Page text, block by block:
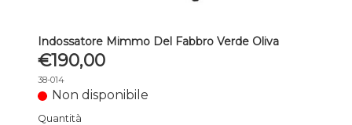
Indossatore Mimmo Del Fabbro Verde Oliva
€190,00
38-014
Non disponibile
Quantità